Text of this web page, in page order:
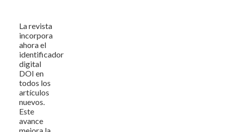
La revista
incorpora
ahora el
identificador
digital
DOI en
todos los
artículos
nuevos.
Este
avance